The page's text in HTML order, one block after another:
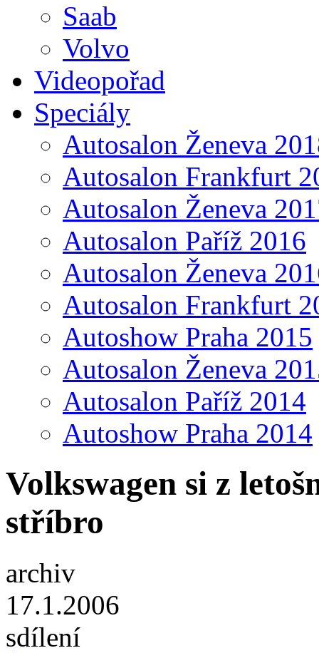
Saab
Volvo
Videopořad
Speciály
Autosalon Ženeva
Autosalon Frankfurt
Autosalon Ženeva
Autosalon Paříž 2016
Autosalon Ženeva
Autosalon Frankfurt
Autoshow Praha 2015
Autosalon Ženeva
Autosalon Paříž 2014
Autoshow Praha 2014
Volkswagen si z
stříbro
archiv
17.1.2006
sdílení